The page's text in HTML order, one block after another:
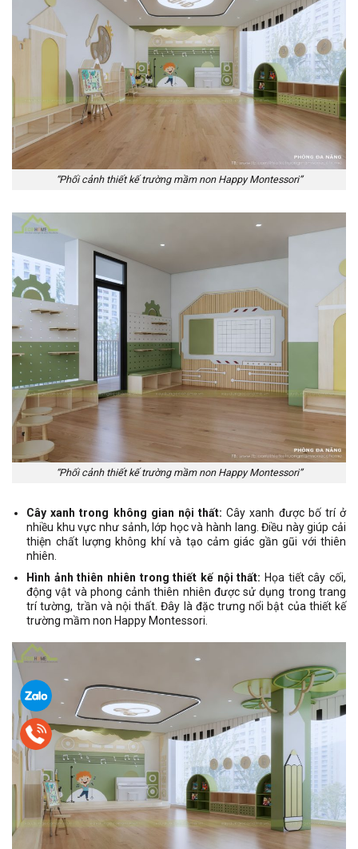
“Phối cảnh thiết kế trường mầm non Happy Montessori”
“Phối cảnh thiết kế trường mầm non Happy Montessori”
Cây xanh trong không gian nội thất: Cây xanh được bố trí ở
nhiều khu vực như sảnh, lớp học và hành lang. Điều này giúp cải
thiện chất lượng không khí và tạo cảm giác gần gũi với thiên
nhiên.
Hình ảnh thiên nhiên trong thiết kế nội thất: Họa tiết cây cối,
động vật và phong cảnh thiên nhiên được sử dụng trong trang
trí tường, trần và nội thất. Đây là đặc trưng nổi bật của thiết kế
trường mầm non Happy Montessori.